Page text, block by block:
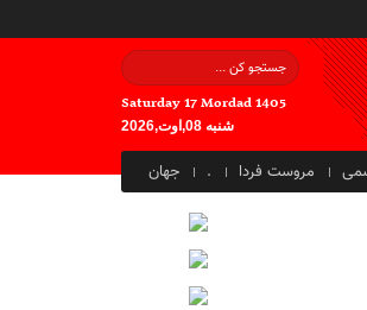
Saturday 17 Mordad 1405
شنبه 08,اوت,2026
مروست فردا . جهان